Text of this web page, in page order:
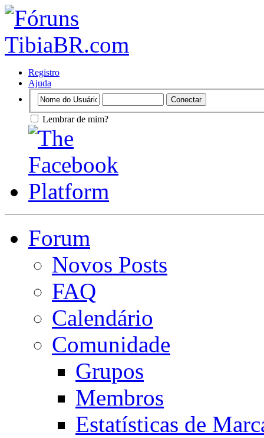
Registro
Ajuda
Lembrar de mim?
Forum
Novos Posts
FAQ
Calendário
Comunidade
Grupos
Membros
Estatísticas de